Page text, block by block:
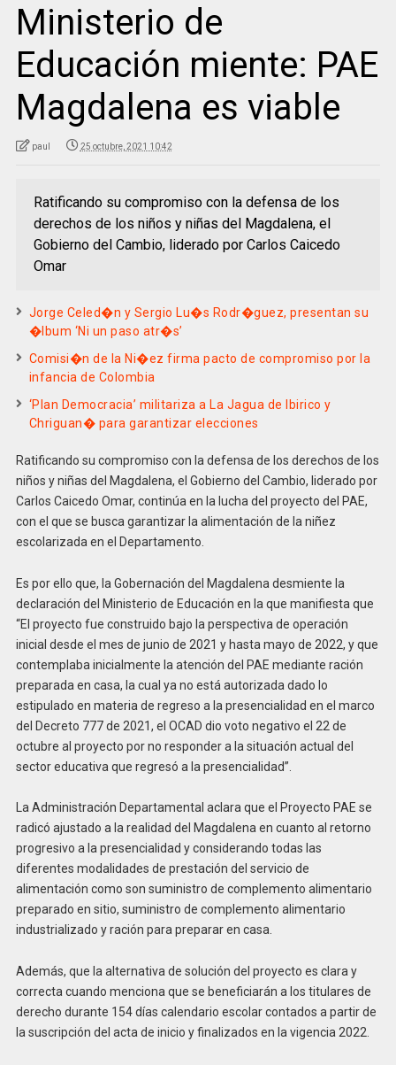
Ministerio de
Educación miente: PAE
Magdalena es viable
paul 25 octubre, 2021 10:42
Ratificando su compromiso con la defensa de los
derechos de los niños y niñas del Magdalena, el
Gobierno del Cambio, liderado por Carlos Caicedo
Omar
Jorge Celed�n y Sergio Lu�s Rodr�guez, presentan su
�lbum ‘Ni un paso atr�s’
Comisi�n de la Ni�ez firma pacto de compromiso por la
infancia de Colombia
‘Plan Democracia’ militariza a La Jagua de Ibirico y
Chriguan� para garantizar elecciones
Ratificando su compromiso con la defensa de los derechos de los
niños y niñas del Magdalena, el Gobierno del Cambio, liderado por
Carlos Caicedo Omar, continúa en la lucha del proyecto del PAE,
con el que se busca garantizar la alimentación de la niñez
escolarizada en el Departamento.
Es por ello que, la Gobernación del Magdalena desmiente la
declaración del Ministerio de Educación en la que manifiesta que
“El proyecto fue construido bajo la perspectiva de operación
inicial desde el mes de junio de 2021 y hasta mayo de 2022, y que
contemplaba inicialmente la atención del PAE mediante ración
preparada en casa, la cual ya no está autorizada dado lo
estipulado en materia de regreso a la presencialidad en el marco
del Decreto 777 de 2021, el OCAD dio voto negativo el 22 de
octubre al proyecto por no responder a la situación actual del
sector educativa que regresó a la presencialidad”.
La Administración Departamental aclara que el Proyecto PAE se
radicó ajustado a la realidad del Magdalena en cuanto al retorno
progresivo a la presencialidad y considerando todas las
diferentes modalidades de prestación del servicio de
alimentación como son suministro de complemento alimentario
preparado en sitio, suministro de complemento alimentario
industrializado y ración para preparar en casa.
Además, que la alternativa de solución del proyecto es clara y
correcta cuando menciona que se beneficiarán a los titulares de
derecho durante 154 días calendario escolar contados a partir de
la suscripción del acta de inicio y finalizados en la vigencia 2022.